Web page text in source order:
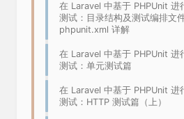
在 Laravel 中基于 PHPUnit 进
测试：目录结构及测试编排文
phpunit.xml 详解
在 Laravel 中基于 PHPUnit 进
测试：单元测试篇
在 Laravel 中基于 PHPUnit 进
测试：HTTP 测试篇（上）